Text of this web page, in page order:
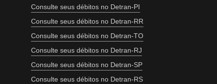
Consulte seus débitos no Detran-PI
Consulte seus débitos no Detran-RR
Consulte seus débitos no Detran-TO
Consulte seus débitos no Detran-RJ
Consulte seus débitos no Detran-SP
Consulte seus débitos no Detran-RS